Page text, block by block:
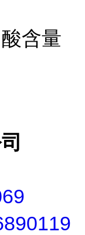
含量